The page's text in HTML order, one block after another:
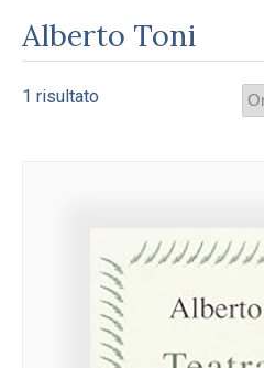
Alberto Toni
1 risultato